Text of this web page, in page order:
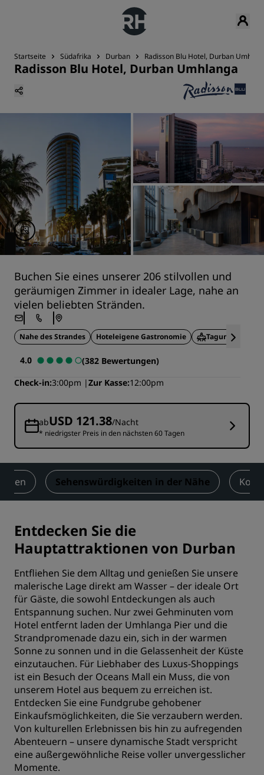
Startseite Südafrika Durban Radisson Blu Hotel, Durban
Radisson Blu Hotel, Durban Umhlanga
Buchen Sie eines unserer 206 stilvollen und
geräumigen Zimmer in idealer Lage, nahe an
vielen beliebten Stränden.
Nahe des Strandes Hoteleigene Gastronomie
4.0
(382 Bewertungen)
Check-in 3:00pm Zur Kasse 12:00pm
abUSD 121.38/Nacht
* niedrigster Preis in den nächsten 60 Tagen
Sehenswürdigkeiten in der Nähe
Entdecken Sie die
Hauptattraktionen von Durban
Entfliehen Sie dem Alltag und genießen Sie unsere
malerische Lage direkt am Wasser – der ideale Ort
für Gäste, die sowohl Entdeckungen als auch
Entspannung suchen. Nur zwei Gehminuten vom
Hotel entfernt laden der Umhlanga Pier und die
Strandpromenade dazu ein, sich in der warmen
Sonne zu sonnen und in die Gelassenheit der Küste
einzutauchen. Für Liebhaber des Luxus-Shoppings
ist ein Besuch der Oceans Mall ein Muss, die von
unserem Hotel aus bequem zu erreichen ist.
Entdecken Sie eine Fundgrube gehobener
Einkaufsmöglichkeiten, die Sie verzaubern werden.
Von kulturellen Erlebnissen bis hin zu aufregenden
Abenteuern – unsere dynamische Stadt verspricht
eine außergewöhnliche Reise voller unvergesslicher
Momente.